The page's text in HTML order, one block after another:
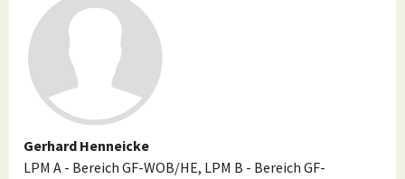
Gerhard Henneicke
LPM A - Bereich GF-WOB/HE, LPM B - Bereich GF-